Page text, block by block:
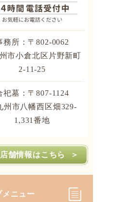
務所：〒802-0062
市小倉北区片野新町
2-11-25
祀墓：〒807-1124
州市八幡西区畑329-
1,331番地
店舗情報はこちら
メニュー